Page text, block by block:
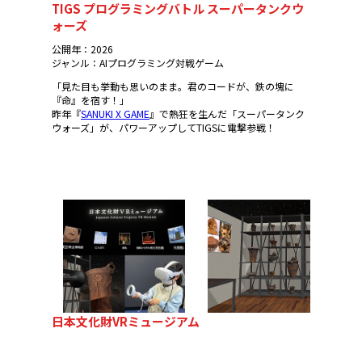
TIGS プログラミングバトル スーパータンクウ
ォーズ
公開年：2026
ジャンル：AIプログラミング対戦ゲーム
「見た目も挙動も思いのまま。君のコードが、鉄の塊に
『命』を宿す！」
昨年『SANUKI X GAME』で熱狂を生んだ「スーパータンク
ウォーズ」が、パワーアップしてTIGSに電撃参戦！
日本文化財VRミュージアム